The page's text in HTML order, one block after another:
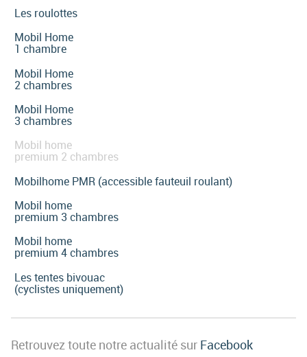
Les roulottes
Mobil Home
1 chambre
Mobil Home
2 chambres
Mobil Home
3 chambres
Mobil home
premium 2 chambres
Mobilhome PMR (accessible fauteuil roulant)
Mobil home
premium 3 chambres
Mobil home
premium 4 chambres
Les tentes bivouac
(cyclistes uniquement)
Retrouvez toute notre actualité sur Facebook